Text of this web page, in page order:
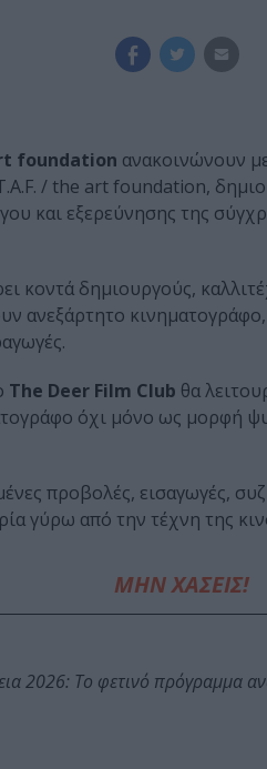
foundation ανακοινώνουν
/ the art foundation,
και εξερεύνησης της
κοντά δημιουργούς,
ανεξάρτητο
The Deer Film Club θα
όχι μόνο ως μορφή
προβολές, εισαγωγές,
γύρω από την τέχνη της
ΜΗΝ ΧΑΣΕΙΣ!
2026: Το φετινό πρόγραμμα